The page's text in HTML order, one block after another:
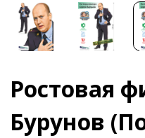
Ростовая
Бурунов